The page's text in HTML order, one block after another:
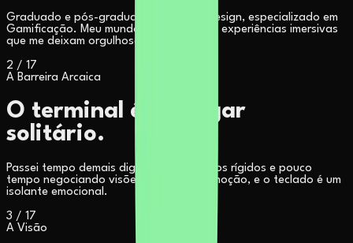
Graduado e pós-graduado em Game Design, especializado em
Gamificação. Meu mundo é a criação de experiências imersivas
que me deixam orgulhoso.
2 / 17
A Barreira Arcaica
O terminal é um lugar
solitário.
Passei tempo demais digitando comandos rígidos e pouco
tempo negociando visões. Memória é emoção, e o teclado é um
isolante emocional.
3 / 17
A Visão